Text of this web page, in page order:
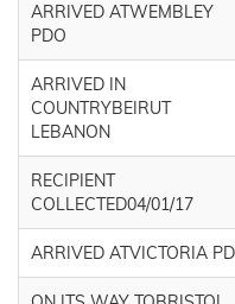
ARRIVED ATWEMBLEY
PDO
ARRIVED IN
COUNTRYBEIRUT
LEBANON
RECIPIENT
COLLECTED04/01/17
ARRIVED ATVICTORIA